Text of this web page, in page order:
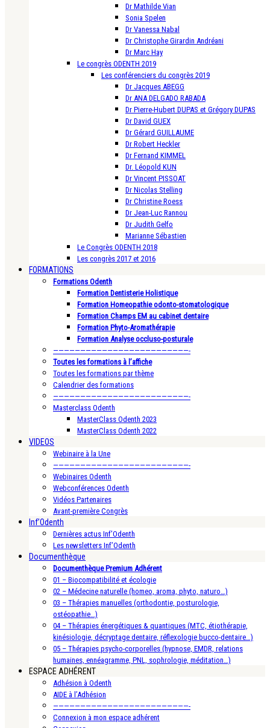
Dr Mathilde Vian
Sonia Spelen
Dr Vanessa Nabal
Dr Christophe Girardin Andréani
Dr Marc Hay
Le congrès ODENTH 2019
Les conférenciers du congrès 2019
Dr Jacques ABEGG
Dr ANA DELGADO RABADA
Dr Pierre-Hubert DUPAS et Grégory DUPAS
Dr David GUEX
Dr Gérard GUILLAUME
Dr Robert Heckler
Dr Fernand KIMMEL
Dr. Léopold KUN
Dr Vincent PISSOAT
Dr Nicolas Stelling
Dr Christine Roess
Dr Jean-Luc Rannou
Dr Judith Gelfo
Marianne Sébastien
Le Congrès ODENTH 2018
Les congrès 2017 et 2016
FORMATIONS
Formations Odenth
Formation Dentisterie Holistique
Formation Homeopathie odonto-stomatologique
Formation Champs EM au cabinet dentaire
Formation Phyto-Aromathérapie
Formation Analyse occluso-posturale
—————————————————————————-
Toutes les formations à l’affiche
Toutes les formations par thème
Calendrier des formations
—————————————————————————-
Masterclass Odenth
MasterClass Odenth 2023
MasterClass Odenth 2022
VIDEOS
Webinaire à la Une
—————————————————————————-
Webinaires Odenth
Webconférences Odenth
Vidéos Partenaires
Avant-première Congrès
Inf’Odenth
Dernières actus Inf’Odenth
Les newsletters Inf’Odenth
Documenthèque
Documenthèque Premium Adhérent
01 – Biocompatibilité et écologie
02 – Médecine naturelle (homeo, aroma, phyto, naturo…)
03 – Thérapies manuelles (orthodontie, posturologie,
ostéopathie…)
04 – Thérapies énergétiques & quantiques (MTC, étiothérapie,
kinésiologie, décryptage dentaire, réflexologie bucco-dentaire…)
05 – Thérapies psycho-corporelles (hypnose, EMDR, relations
humaines, ennéagramme, PNL, sophrologie, méditation…)
ESPACE ADHÉRENT
Adhésion à Odenth
AIDE à l’Adhésion
—————————————————————————-
Connexion à mon espace adhérent